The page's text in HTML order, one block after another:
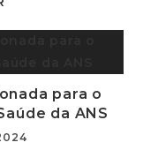
para o
da ANS